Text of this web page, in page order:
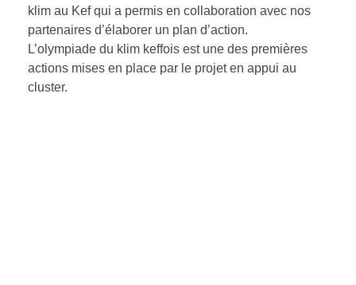
klim au Kef qui a permis en collaboration avec nos
partenaires d’élaborer un plan d’action.
L’olympiade du klim keffois est une des premières
actions mises en place par le projet en appui au
cluster.